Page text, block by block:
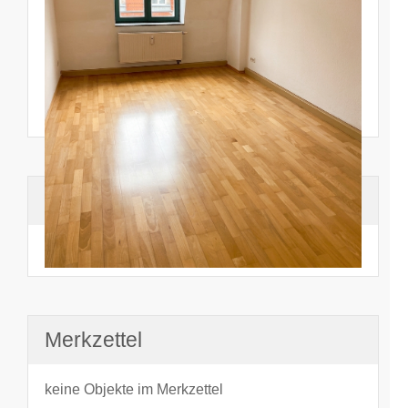
Suchhistorie
noch nichts angesehen
Merkzettel
keine Objekte im Merkzettel